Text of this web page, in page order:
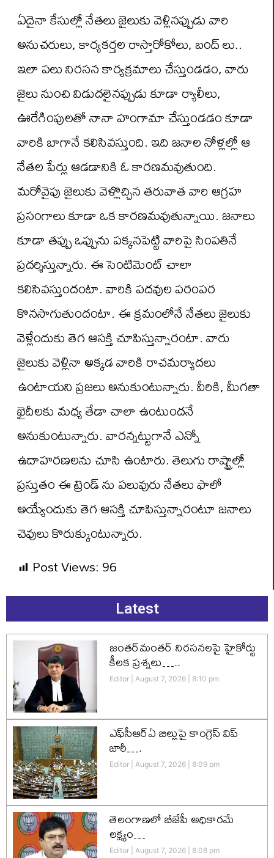
ఏదైనా కేసుల్లో నేతలు జైలుకు వెళ్లినప్పుడు వారి
అనుచరులు, కార్యకర్తల రాస్తారోకోలు, బంద్ లు..
ఇలా పలు నిరసన కార్యక్రమాలు చేస్తుండడం, వారు
జైలు నుంచి విడుదలైనప్పుడు కూడా ర్యాలీలు,
ఊరేగింపులతో నానా హంగామా చేస్తుండడం కూడా
వారికి బాగానే కలిసివస్తుంది. ఇది జనాల నోళ్లల్లో ఆ
నేతల పేర్లు ఆడడానికి ఓ కారణమవుతుంది.
మరోవైపు జైలుకు వెళ్లొచ్చిన తరువాత వారి ఆగ్రహ
ప్రసంగాలు కూడా ఒక కారణమవుతున్నాయి. జనాలు
కూడా తప్పు ఒప్పును పక్కనపెట్టి వారిపై సింపతినే
ప్రదర్శిస్తున్నారు. ఈ సెంటిమెంట్ చాలా
కలిసివస్తుందంటా. వారికి పదవుల పరంపర
కొనసాగుతుందంటా. ఈ క్రమంలోనే నేతలు జైలుకు
వెళ్లేందుకు తెగ ఆసక్తి చూపిస్తున్నారంటా. వారు
జైలుకు వెళ్లినా అక్కడ వారికి రాచమర్యాదలు
ఉంటాయని ప్రజలు అనుకుంటున్నారు. వీరికి, మీగతా
ఖైదీలకు మధ్య తేడా చాలా ఉంటుందనే
అనుకుంటున్నారు. వారన్నట్టుగానే ఎన్నో
ఉదాహరణలను చూసి ఉంటారు. తెలుగు రాష్ట్రాల్లో
ప్రస్తుతం ఈ ట్రెండ్ ను పలువురు నేతలు ఫాలో
అయ్యేందుకు తెగ ఆసక్తి చూపిస్తున్నారంటూ జనాలు
చెవులు కొరుక్కుంటున్నారు.
Post Views:96
Latest
జంతర్‌మంతర్ నిరసనలపై హైకోర్టు
కీలక ప్రశ్నలు…..
Editor August 7, 2026 8:10 pm
ఎఫ్‌సీఆర్‌ఏ బిల్లుపై కాంగ్రెస్ విప్
జారీ….
Editor August 7, 2026 8:09 pm
తెలంగాణలో బీజేపీ అధికారమే
లక్ష్యం…
Editor August 7, 2026 8:08 pm